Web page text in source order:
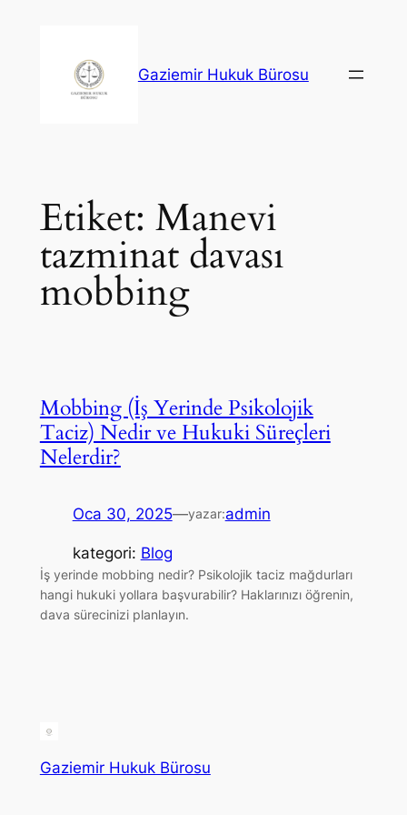
Gaziemir Hukuk Bürosu
Etiket: Manevi
tazminat davası
mobbing
Mobbing (İş Yerinde Psikolojik
Taciz) Nedir ve Hukuki Süreçleri
Nelerdir?
Oca 30, 2025—yazar:admin
kategori: Blog
İş yerinde mobbing nedir? Psikolojik taciz mağdurları
hangi hukuki yollara başvurabilir? Haklarınızı öğrenin,
dava sürecinizi planlayın.
Gaziemir Hukuk Bürosu